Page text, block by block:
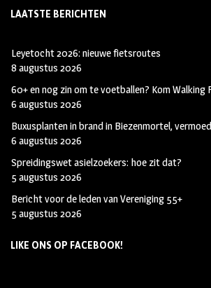
LAATSTE BERICHTEN
Leyetocht 2026: nieuwe fietsroutes
8 augustus 2026
60+ en nog zin om te voetballen? Kom Walking
6 augustus 2026
Buxusplanten in brand in Biezenmortel,
6 augustus 2026
Spreidingswet asielzoekers: hoe zit dat?
5 augustus 2026
Bericht voor de leden van Vereniging 55+
5 augustus 2026
LIKE ONS OP FACEBOOK!